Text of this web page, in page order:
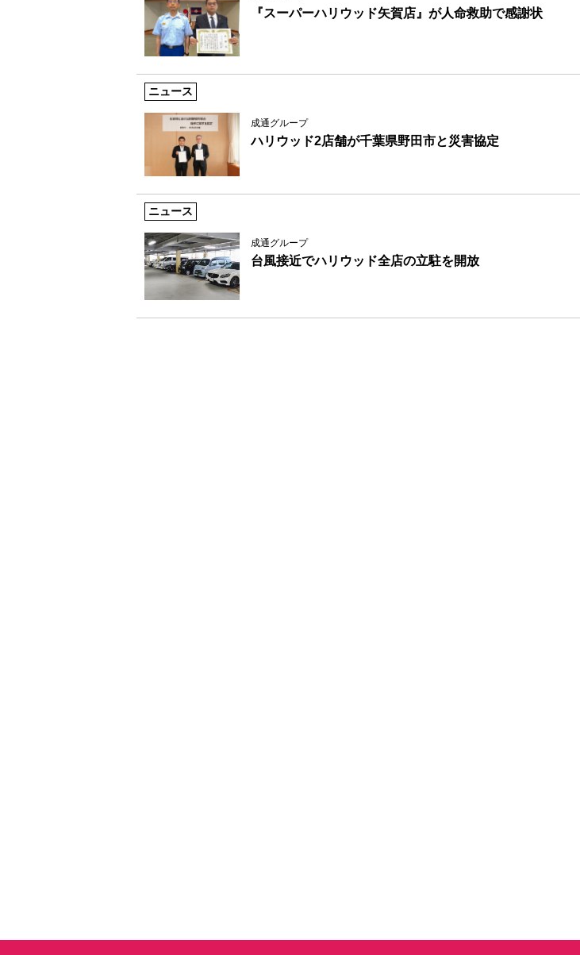
『スーパーハリウッド矢賀店』が人命救助で感謝状
ニュース
成通グループ
ハリウッド2店舗が千葉県野田市と災害協定
ニュース
成通グループ
台風接近でハリウッド全店の立駐を開放